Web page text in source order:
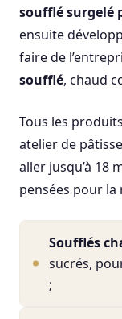
soufflé surgelé
ensuite
faire de
soufflé, chaud
Tous les
atelier de
aller jusqu’à 18
pensées pour
Soufflés
sucrés,
;